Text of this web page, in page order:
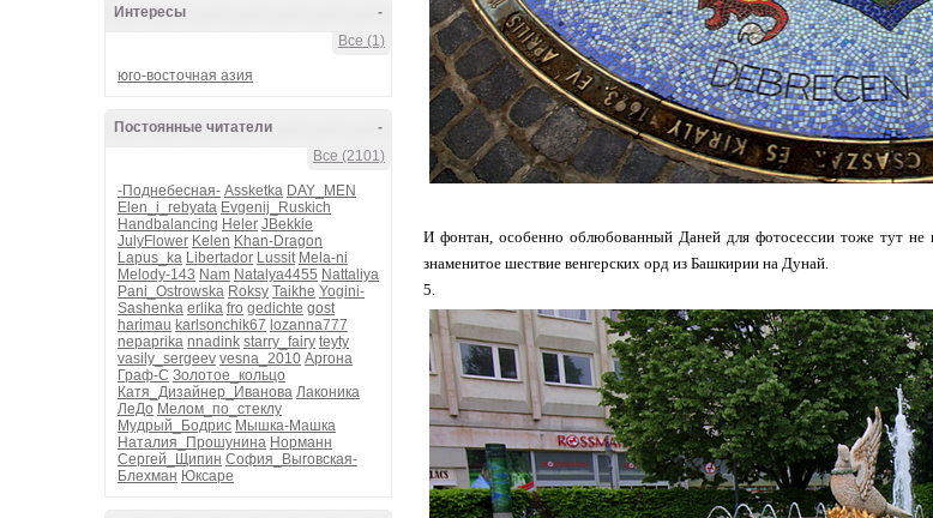
-
Интересы
Все (1)
юго-восточная азия
-
Постоянные читатели
Все (2101)
-Поднебесная- Assketka DAY_MEN
Elen_i_rebyata Evgenij_Ruskich
Handbalancing Heler JBekkie
JulyFlower Kelen Khan-Dragon
Lapus_ka Libertador Lussit Mela-ni
Melody-143 Nam Natalya4455 Nattaliya
Pani_Ostrowska Roksy Taikhe Yogini-
Sashenka erlika fro gedichte gost
harimau karlsonchik67 lozanna777
nepaprika nnadink starry_fairy teyty
vasily_sergeev vesna_2010 Аргона
Граф-С Золотое_кольцо
Катя_Дизайнер_Иванова Лаконика
ЛеДо Мелом_по_стеклу
Мудрый_Бодрис Мышка-Машка
Наталия_Прошунина Норманн
Сергей_Щипин София_Выговская-
Блехман Юксаре
И фонтан, особенно облюбованный Даней для фотосессии тоже тут
знаменитое шествие венгерских орд из Башкирии на Дунай.
5.